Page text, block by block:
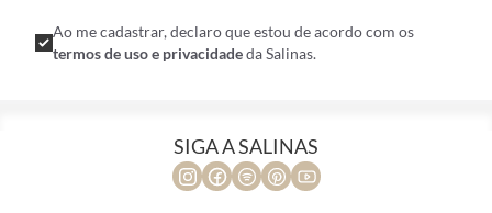
Ao me cadastrar, declaro que estou de acordo com os
termos de uso e privacidadeda Salinas.
SIGA A SALINAS